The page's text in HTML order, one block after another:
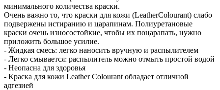
минимального количества краски.
Очень важно то, что краски для кожи (LeatherColourant) слабо
подвержены истиранию и царапинам. Полиуретановые
краски очень износостойкие, чтобы их поцарапать, нужно
приложить большое усилие.
- Жидкая смесь: легко наносить вручную и распылителем
- Легко смывается: распылитель можно отмыть простой водой
- Неопасна для здоровья
- Краска для кожи Leather Colourant обладает отличной
адгезией